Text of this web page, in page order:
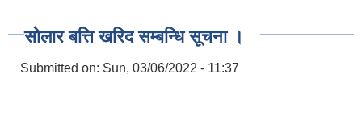
सोलार बत्ति खरिद सम्बन्धि सूचना ।
Submitted on: Sun, 03/06/2022 - 11:37